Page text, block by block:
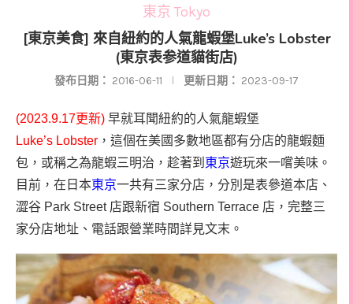
東京 Tokyo
[東京美食] 來自紐約的人氣龍蝦堡Luke’s Lobster
(東京表参道貓街店)
發布日期： 2016-06-11 更新日期： 2023-09-17
(2023.9.17更新) 早就耳聞紐約的人氣龍蝦堡
Luke’s Lobster ，這個在美國多數地區都有分店的龍蝦麵
包，或稱之為龍蝦三明治，趁著到 東京遊玩來一嚐美味。
目前，在日本東京一共有三家分店，分別是表參道本店、
澀谷 Park Street 店跟新宿 Southern Terrace 店，完整三
家分店地址、電話跟營業時間詳見文末。